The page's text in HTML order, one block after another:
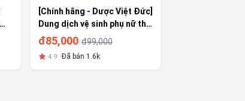
[Chính hãng - Dược Việt Đức]
Dung dịch vệ sinh phụ nữ thế
hệ mới Smoovy dưỡng ẩm và
làm hồng vùng kín 150ml
đ85,000 đ99,000
4.9 Đã bán 1.6k